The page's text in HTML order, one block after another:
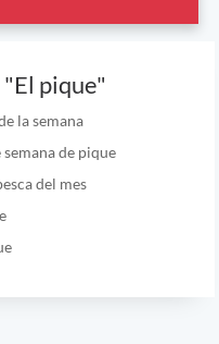
pique"
la semana
de pique
del mes